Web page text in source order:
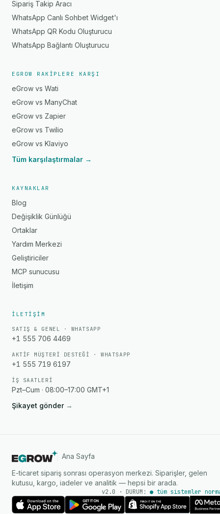
Sipariş Takip Aracı
WhatsApp Canlı Sohbet Widget'ı
WhatsApp QR Kodu Oluşturucu
WhatsApp Bağlantı Oluşturucu
EGROW RAKIPLERE KARŞI
eGrow vs Wati
eGrow vs ManyChat
eGrow vs Zapier
eGrow vs Twilio
eGrow vs Klaviyo
Tüm karşılaştırmalar →
KAYNAKLAR
Blog
Değişiklik Günlüğü
Ortaklar
Yardım Merkezi
Geliştiriciler
MCP sunucusu
İletişim
İLETIŞIM
SATIŞ & GENEL · WHATSAPP
+1 555 706 4469
AKTIF MÜŞTERI DESTEĞI · WHATSAPP
+1 555 719 6197
İŞ SAATLERI
Pzt–Cum · 08:00–17:00 GMT+1
Şikayet gönder →
Ana Sayfa
E-ticaret sipariş sonrası operasyon merkezi. Siparişler, gelen
kutusu, kargo, iadeler ve analitik — hepsi bir arada.
v2.0 · DURUM: ● tüm sistemler